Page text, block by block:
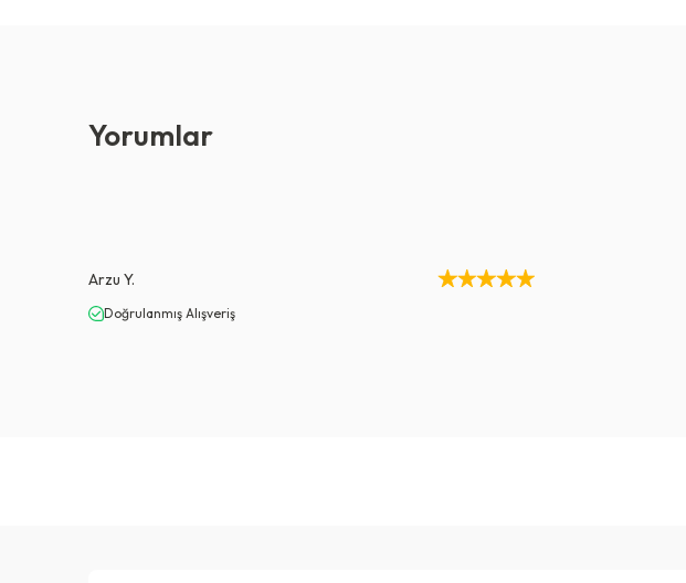
Yorumlar
Arzu Y.
Doğrulanmış Alışveriş